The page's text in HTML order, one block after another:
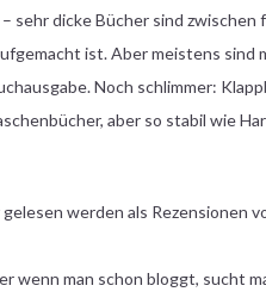
sehr dicke Bücher sind
ist. Aber meistens sind
Noch schlimmer:
aber so stabil wie
werden als Rezensionen
wenn man schon bloggt, sucht